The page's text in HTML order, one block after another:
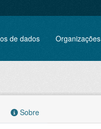
de dados Organizações
Sobre